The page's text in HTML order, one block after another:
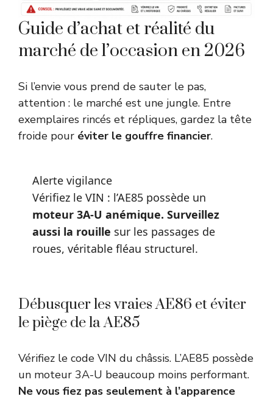
Guide d’achat et réalité du
marché de l’occasion en 2026
Si l’envie vous prend de sauter le pas,
attention : le marché est une jungle. Entre
exemplaires rincés et répliques, gardez la tête
froide pour éviter le gouffre financier.
Alerte vigilance
Vérifiez le VIN : l’AE85 possède un
moteur 3A-U anémique. Surveillez
aussi la rouille sur les passages de
roues, véritable fléau structurel.
Débusquer les vraies AE86 et éviter
le piège de la AE85
Vérifiez le code VIN du châssis. L’AE85 possède
un moteur 3A-U beaucoup moins performant.
Ne vous fiez pas seulement à l’apparence